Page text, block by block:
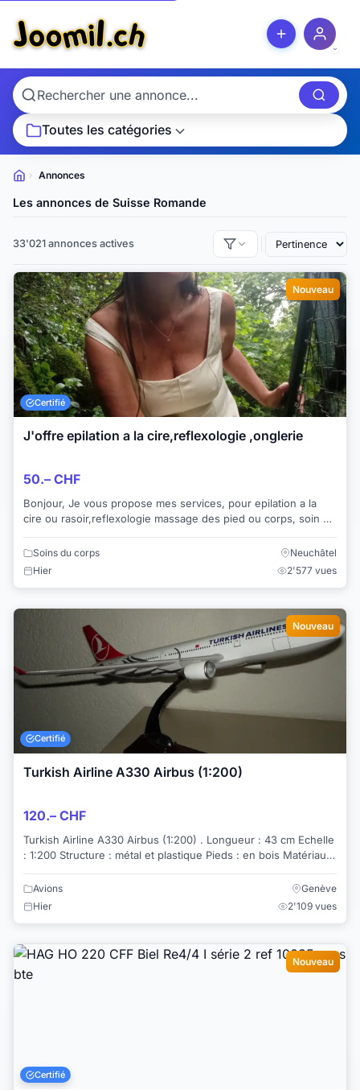
Toutes les catégories
Petites
annonces
Annonces
Les annonces de Suisse Romande
33'021 annonces actives
Nouveau
Certifié
J'offre epilation a la cire,reflexologie ,onglerie
50.– CHF
Bonjour, Je vous propose mes services, pour epilation a la
cire ou rasoir,reflexologie massage des pied ou corps, soin du
Soins du corps
Neuchâtel
Hier
2'577 vues
Nouveau
Certifié
Turkish Airline A330 Airbus (1:200)
120.– CHF
Turkish Airline A330 Airbus (1:200) . Longueur : 43 cm Echelle
: 1:200 Structure : métal et plastique Pieds : en bois Matériaux
Avions
Genève
Hier
2'109 vues
Nouveau
Certifié